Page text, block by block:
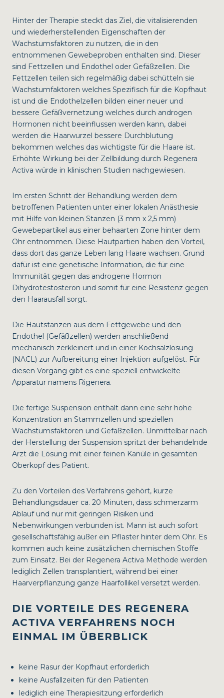
Hinter der Therapie steckt das Ziel, die vitalisierenden
und wiederherstellenden Eigenschaften der
Wachstumsfaktoren zu nutzen, die in den
entnommenen Gewebeproben enthalten sind. Dieser
sind Fettzellen und Endothel oder Gefäßzellen. Die
Fettzellen teilen sich regelmäßig dabei schütteln sie
Wachstumfaktoren welches Spezifisch für die Kopfhaut
ist und die Endothelzellen bilden einer neuer und
bessere Gefäßvernetzung welches durch androgen
Hormonen nicht beeinflussen werden kann, dabei
werden die Haarwurzel bessere Durchblutung
bekommen welches das wichtigste für die Haare ist.
Erhöhte Wirkung bei der Zellbildung durch Regenera
Activa würde in klinischen Studien nachgewiesen.
Im ersten Schritt der Behandlung werden dem
betroffenen Patienten unter einer lokalen Anästhesie
mit Hilfe von kleinen Stanzen (3 mm x 2,5 mm)
Gewebepartikel aus einer behaarten Zone hinter dem
Ohr entnommen. Diese Hautpartien haben den Vorteil,
dass dort das ganze Leben lang Haare wachsen. Grund
dafür ist eine genetische Information, die für eine
Immunität gegen das androgene Hormon
Dihydrotestosteron und somit für eine Resistenz gegen
den Haarausfall sorgt.
Die Hautstanzen aus dem Fettgewebe und den
Endothel (Gefäßzellen) werden anschließend
mechanisch zerkleinert und in einer Kochsalzlösung
(NACL) zur Aufbereitung einer Injektion aufgelöst. Für
diesen Vorgang gibt es eine speziell entwickelte
Apparatur namens Rigenera.
Die fertige Suspension enthält dann eine sehr hohe
Konzentration an Stammzellen und speziellen
Wachstumsfaktoren und Gefäßzellen. Unmittelbar nach
der Herstellung der Suspension spritzt der behandelnde
Arzt die Lösung mit einer feinen Kanüle in gesamten
Oberkopf des Patient.
Zu den Vorteilen des Verfahrens gehört, kurze
Behandlungsdauer ca. 20 Minuten, dass schmerzarm
Ablauf und nur mit geringen Risiken und
Nebenwirkungen verbunden ist. Mann ist auch sofort
gesellschaftsfähig außer ein Pflaster hinter dem Ohr. Es
kommen auch keine zusätzlichen chemischen Stoffe
zum Einsatz. Bei der Regenera Activa Methode werden
lediglich Zellen transplantiert, während bei einer
Haarverpflanzung ganze Haarfollikel versetzt werden.
DIE VORTEILE DES REGENERA
ACTIVA VERFAHRENS NOCH
EINMAL IM ÜBERBLICK
keine Rasur der Kopfhaut erforderlich
keine Ausfallzeiten für den Patienten
lediglich eine Therapiesitzung erforderlich